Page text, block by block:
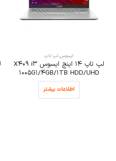
ایسوس, لپ تاپ
لپ تاپ 14 اینچ ایسوس X409 i3
1005G1/4GB/1TB HDD/UHD
اطلاعات بیشتر